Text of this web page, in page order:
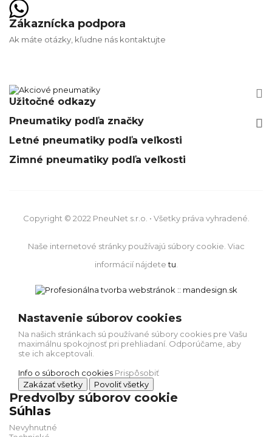
Zákaznícka podpora
Ak máte otázky, kľudne nás kontaktujte
Užitočné odkazy


Pneumatiky podľa značky 

Letné pneumatiky podľa veľkosti


Zimné pneumatiky podľa veľkosti


Copyright © 2022 PneuNet s.r.o. • Všetky práva vyhradené.
Naše internetové stránky používajú súbory cookie. Viac
informácií nájdetetu.
Nastavenie súborov cookies
Na našich stránkach sú používané súbory cookies pre Vašu
maximálnu spokojnosť pri prehliadaní. Odporúčame, aby
ste ich akceptovali.
Info o súboroch cookies Prispôsobiť
Zakázať všetky
Povoliť všetky
Predvoľby súborov cookie
Súhlas
Nevyhnutné